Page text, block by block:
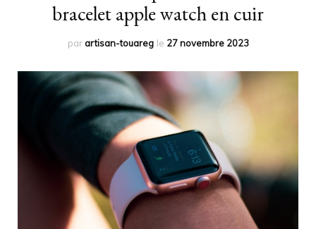
bracelet apple watch en cuir
parartisan-touareg le 27 novembre 2023